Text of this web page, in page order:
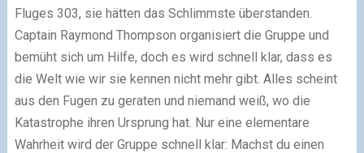
Fluges 303, sie hätten das Schlimmste überstanden.
Captain Raymond Thompson organisiert die Gruppe und
bemüht sich um Hilfe, doch es wird schnell klar, dass es
die Welt wie wir sie kennen nicht mehr gibt. Alles scheint
aus den Fugen zu geraten und niemand weiß, wo die
Katastrophe ihren Ursprung hat. Nur eine elementare
Wahrheit wird der Gruppe schnell klar: Machst du einen